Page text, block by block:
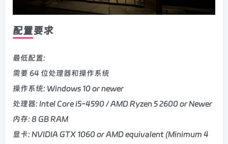
配置要求
最低配置:
需要 64 位处理器和操作系统
操作系统: Windows 10 or newer
处理器: Intel Core i5-4590 / AMD Ryzen 5 2600 or Newer
内存: 8 GB RAM
显卡: NVIDIA GTX 1060 or AMD equivalent (Minimum 4